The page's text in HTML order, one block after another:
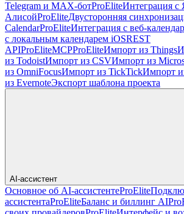
Telegram и MAX-ботProEliteИнтеграция с
АлисойProEliteДвусторонняя
CalendarProEliteИнтеграция с веб-
с локальным календарем iOSREST
APIProEliteMCPProEliteИмпорт из Things
из TodoistИмпорт из CSVИмпорт из
из OmniFocusИмпорт из TickTickИмпорт
из EvernoteЭкспорт шаблона проекта
AI-ассистент
Основное об AI-ассистентеProElite
ассистентаProEliteБаланс и биллинг AIPro